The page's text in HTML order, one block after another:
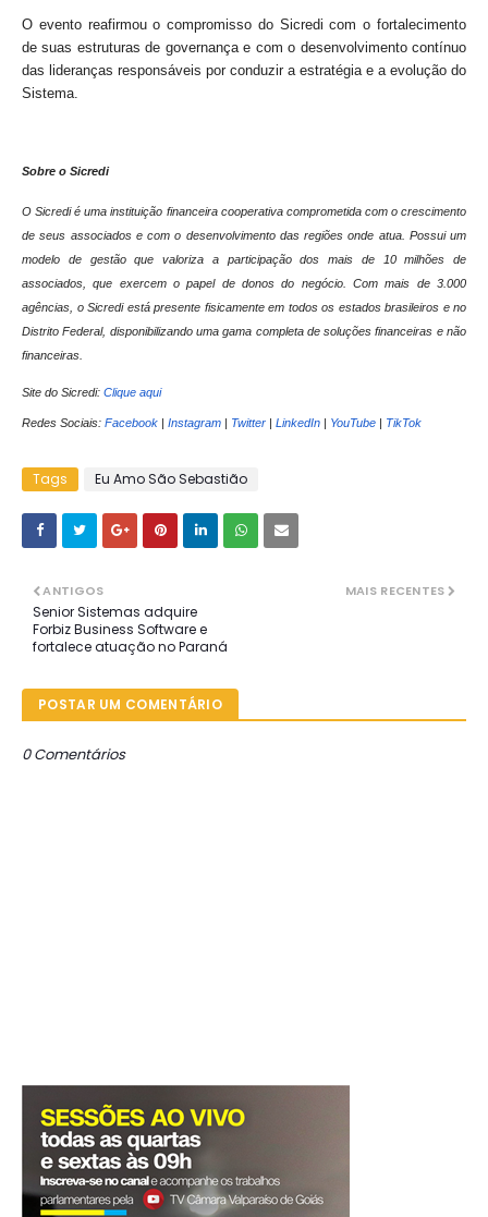
O evento reafirmou o compromisso do Sicredi com o fortalecimento
de suas estruturas de governança e com o desenvolvimento contínuo
das lideranças responsáveis por conduzir a estratégia e a evolução do
Sistema.
Sobre o Sicredi
O Sicredi é uma instituição financeira cooperativa comprometida com o crescimento
de seus associados e com o desenvolvimento das regiões onde atua. Possui um
modelo de gestão que valoriza a participação dos mais de 10 milhões de
associados, que exercem o papel de donos do negócio. Com mais de 3.000
agências, o Sicredi está presente fisicamente em todos os estados brasileiros e no
Distrito Federal, disponibilizando uma gama completa de soluções financeiras e não
financeiras.
Site do Sicredi: Clique aqui
Redes Sociais: Facebook Instagram Twitter LinkedIn YouTube TikTok
Tags Eu Amo São Sebastião
MAIS RECENTES
ANTIGOS
Senior Sistemas adquire
Forbiz Business Software e
fortalece atuação no Paraná
POSTAR UM COMENTÁRIO
0 Comentários